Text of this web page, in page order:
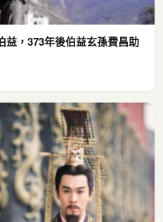
益，373年後伯益玄孫費昌助